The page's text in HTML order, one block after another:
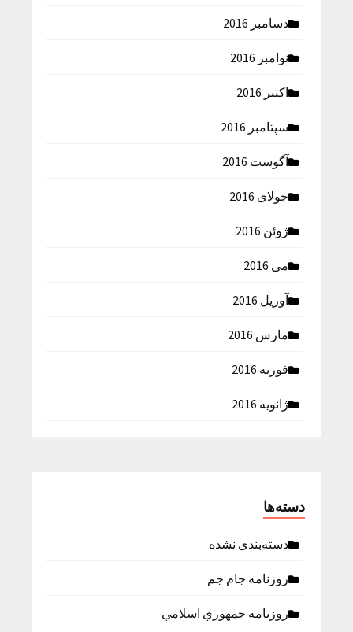
دسامبر 2016
نوامبر 2016
اکتبر 2016
سپتامبر 2016
آگوست 2016
جولای 2016
ژوئن 2016
می 2016
آوریل 2016
مارس 2016
فوریه 2016
ژانویه 2016
دسته‌ها
دسته‌بندی نشده
روزنامه جام جم
روزنامه جمهوري اسلامي